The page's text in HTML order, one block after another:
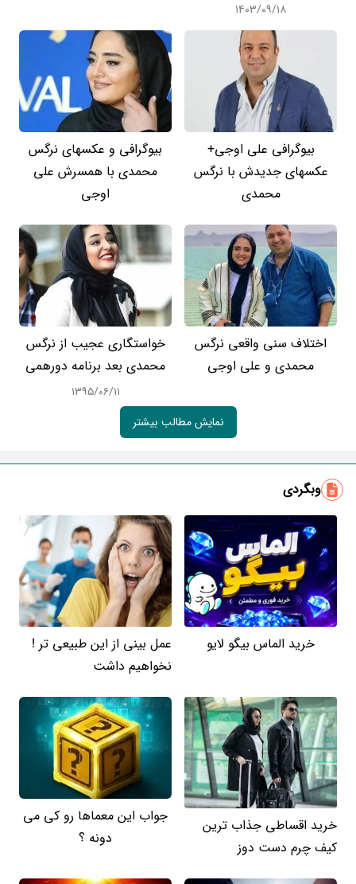
۱۴۰۳/۰۹/۱۸
بیوگرافی علی اوجی+
عکسهای جدیدش با نرگس
محمدی
بیوگرافی و عکسهای نرگس
محمدی با همسرش علی
اوجی
اختلاف سنی واقعی نرگس
محمدی و علی اوجی
خواستگاری عجیب از نرگس
محمدی بعد برنامه دورهمی
۱۳۹۵/۰۶/۱۱
نمایش مطالب بیشتر
وبگردی
خرید الماس بیگو لایو
عمل بینی از این طبیعی تر !
نخواهیم داشت
خرید اقساطی جذاب ترین
کیف چرم دست دوز
جواب این معماها رو کی می
دونه ؟